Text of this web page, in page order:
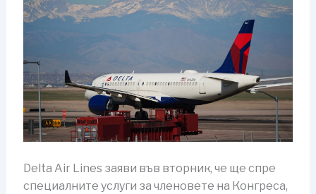
Delta Air Lines заяви във вторник, че ще спре
специалните услуги за членовете на Конгреса,